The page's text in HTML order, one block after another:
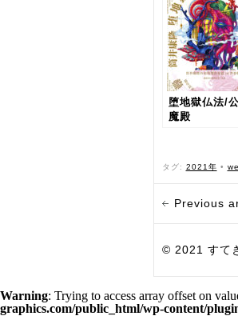
堕地獄仏法/
魔殿
タグ: 2021年 •
Previous
© 2021 すて
Warning: Trying to access array offset on
graphics.com/public_html/wp-content/